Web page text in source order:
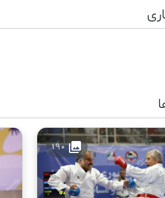
collections
190